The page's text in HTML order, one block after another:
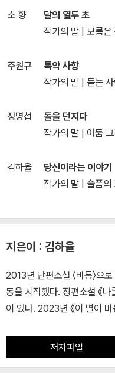
소 향
달의 열두 초
작가의 말 | 보름은
주원규
특약 사항
작가의 말 | 듣는
정명섭
돌을 던지다
작가의 말 | 어둠
김하율
당신이라는 이야기
작가의 말 | 슬픔의
지은이 : 김하율
2013년 단편소설 〈바통〉으
동을 시작했다. 장편소설 《나
이 있다. 2023년 《이 별이
저자파일